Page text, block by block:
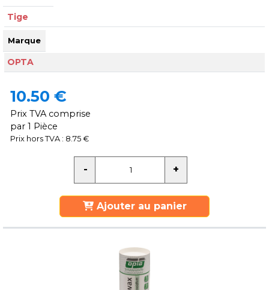
Tige
Marque
OPTA
10.50 €
Prix TVA comprise
par 1 Pièce
Prix hors TVA : 8.75 €
Ajouter au panier